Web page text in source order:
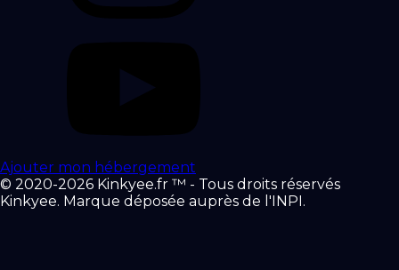
Ajouter mon hébergement
© 2020-2026 Kinkyee.fr ™ - Tous droits réservés
Kinkyee. Marque déposée auprès de l'INPI.